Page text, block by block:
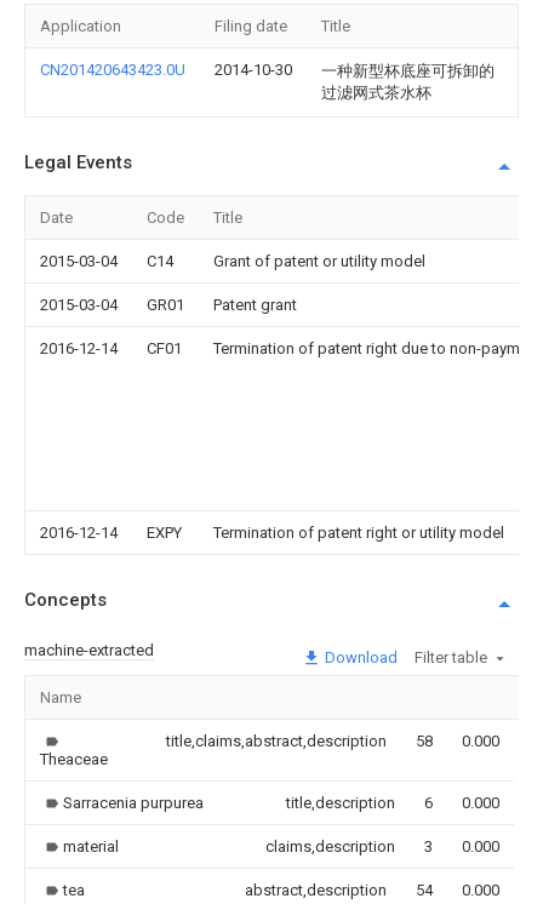
Application Filing date Title
CN201420643423.0U 2014-10-30
一种新型杯底座可拆卸的
过滤网式茶水杯
Legal Events
Date Code Title
2015-03-04 C14 Grant of patent or utility model
2015-03-04 GR01 Patent grant
2016-12-14 CF01 Termination of patent right due to non-
2016-12-14 EXPY Termination of patent right or utility model
Concepts
machine-extracted Download Filter table
Name
Theaceae
title,claims,abstract,description 58 0.000
Sarracenia purpurea title,description 6 0.000
material claims,description 3 0.000
tea abstract,description 54 0.000